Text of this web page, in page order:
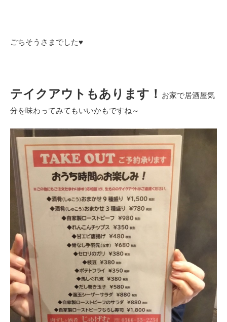
ごちそうさまでした♥
テイクアウトもあります！ お家で居酒屋気
分を味わってみてもいいかもですね～